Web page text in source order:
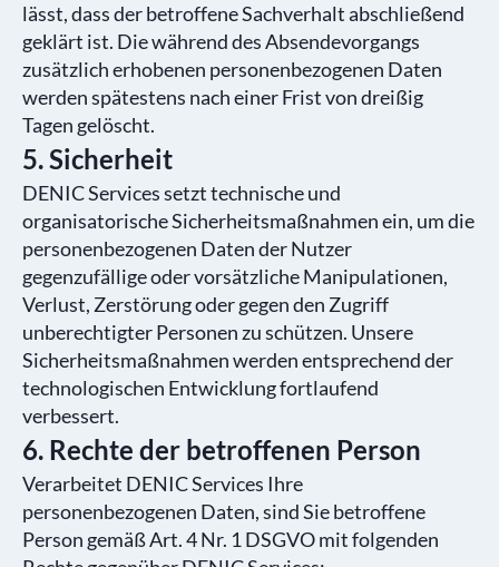
lässt, dass der betroffene Sachverhalt abschließend
geklärt ist. Die während des Absendevorgangs
zusätzlich erhobenen personenbezogenen Daten
werden spätestens nach einer Frist von dreißig
Tagen gelöscht.
5. Sicherheit
DENIC Services setzt technische und
organisatorische Sicherheitsmaßnahmen ein, um die
personenbezogenen Daten der Nutzer
gegenzufällige oder vorsätzliche Manipulationen,
Verlust, Zerstörung oder gegen den Zugriff
unberechtigter Personen zu schützen. Unsere
Sicherheitsmaßnahmen werden entsprechend der
technologischen Entwicklung fortlaufend
verbessert.
6. Rechte der betroffenen Person
Verarbeitet DENIC Services Ihre
personenbezogenen Daten, sind Sie betroffene
Person gemäß Art. 4 Nr. 1 DSGVO mit folgenden